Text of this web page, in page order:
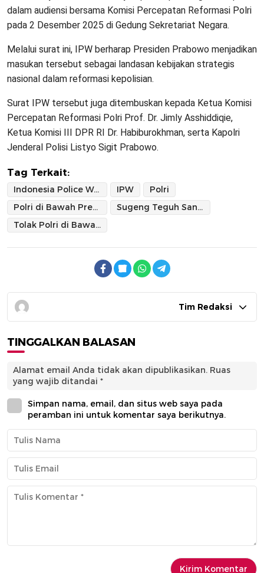
dalam audiensi bersama Komisi Percepatan Reformasi Polri
pada 2 Desember 2025 di Gedung Sekretariat Negara.
Melalui surat ini, IPW berharap Presiden Prabowo menjadikan
masukan tersebut sebagai landasan kebijakan strategis
nasional dalam reformasi kepolisian.
Surat IPW tersebut juga ditembuskan kepada Ketua Komisi
Percepatan Reformasi Polri Prof. Dr. Jimly Asshiddiqie,
Ketua Komisi III DPR RI Dr. Habiburokhman, serta Kapolri
Jenderal Polisi Listyo Sigit Prabowo.
Tag Terkait:
Indonesia Police Watch IPW
Polri
Polri di Bawah Presiden
Sugeng Teguh Santoso
Tolak Polri di Bawah Kementerian
Tim Redaksi
TINGGALKAN BALASAN
Alamat email Anda tidak akan dipublikasikan. Ruas
yang wajib ditandai *
Simpan nama, email, dan situs web saya pada
peramban ini untuk komentar saya berikutnya.